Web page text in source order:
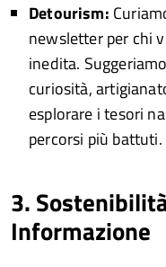
Detourism:
newsletter per chi
inedita.
curiosità,
esplorare i tesori
percorsi più battuti.
3.
Informazione